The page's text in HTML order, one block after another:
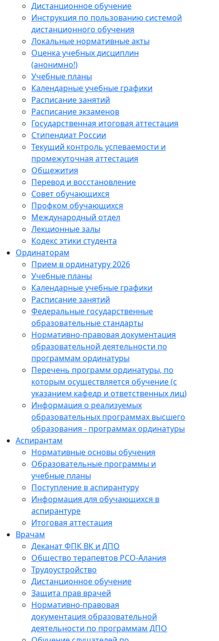
Дистанционное обучение
Инструкция по пользованию системой
дистанционного обучения
Локальные нормативные акты
Оценка учебных дисциплин
(анонимно!)
Учебные планы
Календарные учебные графики
Расписание занятий
Расписание экзаменов
Государственная итоговая аттестация
Стипендиат России
Текущий контроль успеваемости и
промежуточная аттестация
Общежития
Перевод и восстановление
Совет обучающихся
Профком обучающихся
Международный отдел
Лекционные залы
Кодекс этики студента
Ординаторам
Прием в ординатуру 2026
Учебные планы
Календарные учебные графики
Расписание занятий
Федеральные государственные
образовательные стандарты
Нормативно-правовая документация
образовательной деятельности по
программам ординатуры
Перечень программ ординатуры, по
которым осуществляется обучение (с
указанием кафедр и ответственных лиц)
Информация о реализуемых
образовательных программах высшего
образования - программах ординатуры
Аспирантам
Нормативные основы обучения
Образовательные программы и
учебные планы
Поступление в аспирантуру
Информация для обучающихся в
аспирантуре
Итоговая аттестация
Врачам
Деканат ФПК ВК и ДПО
Общество терапевтов РСО-Алания
Трудоустройство
Дистанционное обучение
Защита прав врачей
Нормативно-правовая
документация образовательной
деятельности по программам ДПО